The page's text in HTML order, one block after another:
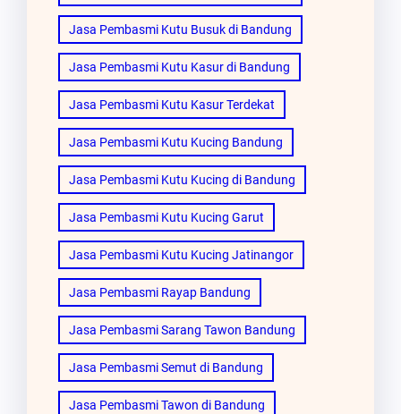
Jasa Pembasmi Kutu Busuk di Bandung
Jasa Pembasmi Kutu Kasur di Bandung
Jasa Pembasmi Kutu Kasur Terdekat
Jasa Pembasmi Kutu Kucing Bandung
Jasa Pembasmi Kutu Kucing di Bandung
Jasa Pembasmi Kutu Kucing Garut
Jasa Pembasmi Kutu Kucing Jatinangor
Jasa Pembasmi Rayap Bandung
Jasa Pembasmi Sarang Tawon Bandung
Jasa Pembasmi Semut di Bandung
Jasa Pembasmi Tawon di Bandung